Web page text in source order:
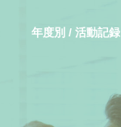
年度別 / 活動記録